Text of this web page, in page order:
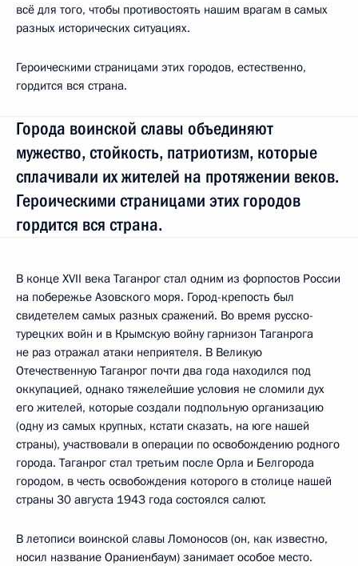
всё для того, чтобы противостоять нашим врагам в самых
разных исторических ситуациях.
Героическими страницами этих городов, естественно,
гордится вся страна.
Города воинской славы объединяют
мужество, стойкость, патриотизм, которые
сплачивали их жителей на протяжении веков.
Героическими страницами этих городов
гордится вся страна.
В конце XVII века Таганрог стал одним из форпостов России
на побережье Азовского моря. Город-крепость был
свидетелем самых разных сражений. Во время русско-
турецких войн и в Крымскую войну гарнизон Таганрога
не раз отражал атаки неприятеля. В Великую
Отечественную Таганрог почти два года находился под
оккупацией, однако тяжелейшие условия не сломили дух
его жителей, которые создали подпольную организацию
(одну из самых крупных, кстати сказать, на юге нашей
страны), участвовали в операции по освобождению родного
города. Таганрог стал третьим после Орла и Белгорода
городом, в честь освобождения которого в столице нашей
страны 30 августа 1943 года состоялся салют.
В летописи воинской славы Ломоносов (он, как известно,
носил название Ораниенбаум) занимает особое место.